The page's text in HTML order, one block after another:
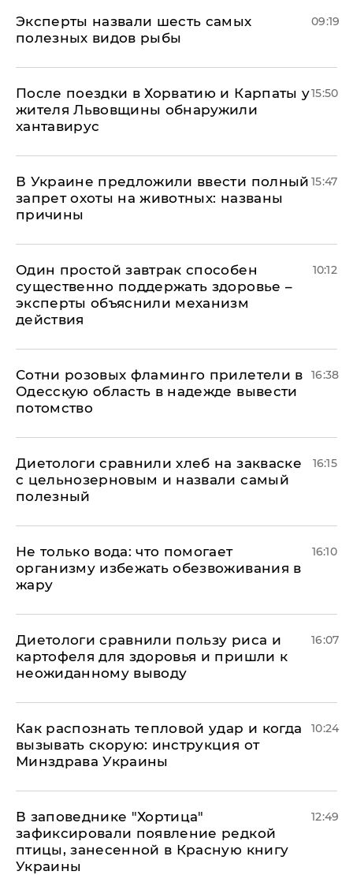
Эксперты назвали шесть самых
полезных видов рыбы
09:19
После поездки в Хорватию и Карпаты у
жителя Львовщины обнаружили
хантавирус
15:50
В Украине предложили ввести полный
запрет охоты на животных: названы
причины
15:47
Один простой завтрак способен
существенно поддержать здоровье –
эксперты объяснили механизм
действия
10:12
Сотни розовых фламинго прилетели в
Одесскую область в надежде вывести
потомство
16:38
Диетологи сравнили хлеб на закваске
с цельнозерновым и назвали самый
полезный
16:15
Не только вода: что помогает
организму избежать обезвоживания в
жару
16:10
Диетологи сравнили пользу риса и
картофеля для здоровья и пришли к
неожиданному выводу
16:07
Как распознать тепловой удар и когда
вызывать скорую: инструкция от
Минздрава Украины
10:24
В заповеднике "Хортица"
зафиксировали появление редкой
птицы, занесенной в Красную книгу
Украины
12:49